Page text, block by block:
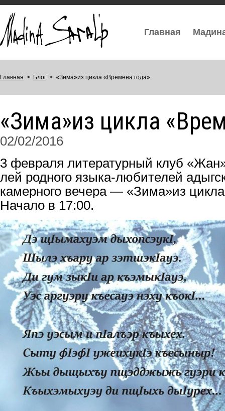
Главная
Главная > Блог > «Зима»из цикла «Времена года»
«Зима»из цикла
02/02/2016
3 фев­ра­ля ли­те­ра­тур­ный клуб
лей род­но­го язы­ка-лю­би­те­лей
ка­мер­но­го ве­че­ра — «Зима»из
На­ча­ло в 17:00.